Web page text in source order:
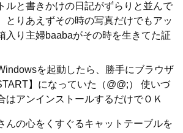
ルと書きかけの日記がずらりと並んで
とりあえずその時の写真だけでもアッ
入り主婦baabaがその時を生きてた証
を起動したら、勝手にブラウザ
】になっていた（@@;） 使いづ
はアンインストールするだけでＯＫ
んの心をくすぐるキャットテーブルを